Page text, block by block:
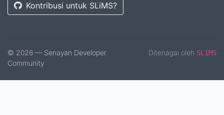
Kontribusi untuk SLiMS?
© 2026 — Senayan Developer
Community
Ditenagai oleh SLiMS